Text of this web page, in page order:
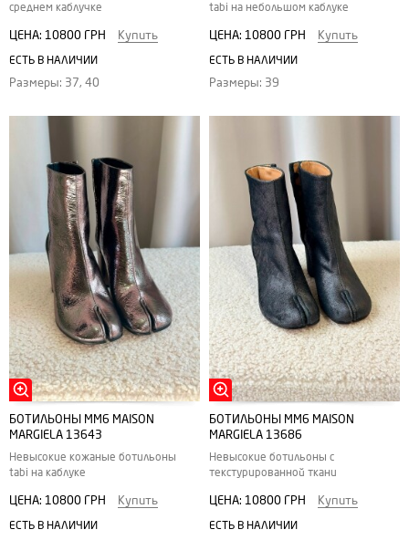
среднем каблучке
ЦЕНА: 10800 ГРН Купить
ЕСТЬ В НАЛИЧИИ
Размеры: 37, 40
tabi на небольшом каблуке
ЦЕНА: 10800 ГРН Купить
ЕСТЬ В НАЛИЧИИ
Размеры: 39
БОТИЛЬОНЫ MM6 MAISON
MARGIELA 13643
Невысокие кожаные ботильоны
tabi на каблуке
ЦЕНА: 10800 ГРН Купить
ЕСТЬ В НАЛИЧИИ
БОТИЛЬОНЫ MM6 MAISON
MARGIELA 13686
Невысокие ботильоны с
текстурированной ткани
ЦЕНА: 10800 ГРН Купить
ЕСТЬ В НАЛИЧИИ